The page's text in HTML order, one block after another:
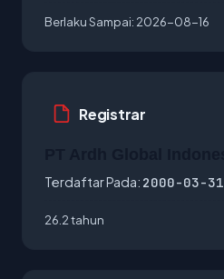
Berlaku Sampai: 2026-08-16
Registrar
Terdaftar Pada: 2000-03-31
26.2 tahun